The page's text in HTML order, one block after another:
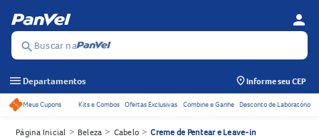
search Buscar na
person
menu Departamentos Informe seu CEP
Acessos rápidos do cabeçalho
Meus Cupons Kits e Combos Ofertas Exclusivas Combine e Ganhe Desconto de Laboratório
Página Inicial > Beleza > Cabelo > Creme de Pentear e Leave-in